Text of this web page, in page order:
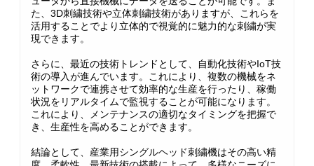
た、3D刺繍技術や立体刺繍技術がありますが、これらを
活用することでより立体的で視覚的に魅力的な刺繍が実
現できます。
さらに、最近の技術トレンドとして、自動化技術やIoT技
術の導入が進んでいます。これにより、複数の機械をネ
ットワークで連携させて効率的な生産を行ったり、稼働
状況をリアルタイムで監視することが可能になります。
これにより、メンテナンスの適切なタイミングを把握で
き、生産性を高めることができます。
結論として、産業用シングルヘッド刺繍機はその高い精